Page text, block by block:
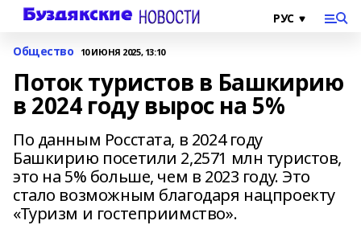
Общество 10 ИЮНЯ 2025, 13:10
Поток туристов в Башкирию
в 2024 году вырос на 5%
По данным Росстата, в 2024 году
Башкирию посетили 2,2571 млн туристов,
это на 5% больше, чем в 2023 году. Это
стало возможным благодаря нацпроекту
«Туризм и гостеприимство».